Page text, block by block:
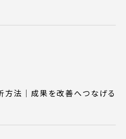
方法｜成果を改善へつなげる